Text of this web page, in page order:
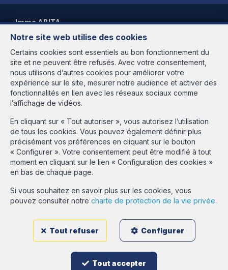
Notre site web utilise des cookies
Certains cookies sont essentiels au bon fonctionnement du
site et ne peuvent être refusés. Avec votre consentement,
nous utilisons d’autres cookies pour améliorer votre
expérience sur le site, mesurer notre audience et activer des
fonctionnalités en lien avec les réseaux sociaux comme
l’affichage de vidéos.
En cliquant sur « Tout autoriser », vous autorisez l’utilisation
de tous les cookies. Vous pouvez également définir plus
précisément vos préférences en cliquant sur le bouton
« Configurer ». Votre consentement peut être modifié à tout
moment en cliquant sur le lien « Configuration des cookies »
en bas de chaque page.
Si vous souhaitez en savoir plus sur les cookies, vous
pouvez consulter notre charte de protection de la vie privée.
Tout refuser Configurer
Tout accepter
Immo ABITA
Avenue des Cerisiers, 95
1200 Woluwé-St-Lambert
Heures d'ouverture
Du lundi au vendredi de 9h30 à 18h00
et le samedi de 9h30 à 13h30 sur rendez-vous
N° entreprise : BE-437.981.526 - rpm Bruxelles Instance de
contrôle: IPI, rue du Luxembourg 16B, 1000 Bruxelles - Soumis au
code déontologique de l'IPI:www.ipi.be
Conditions générales d'utilisation du site
Charte de la protection de la vie privée
Gestion des consentements
Login propriétaire